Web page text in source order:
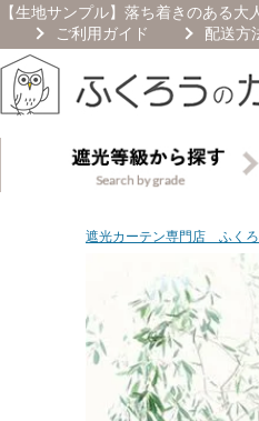
【生地サンプル】落ち着きのある
ご利用ガイド
配送方
遮光カーテン専門店 ふく